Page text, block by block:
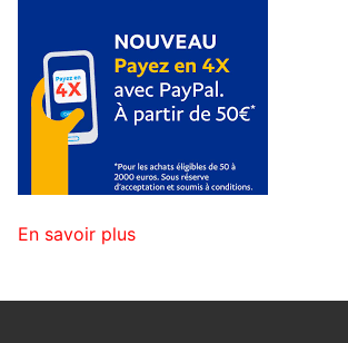
En savoir plus